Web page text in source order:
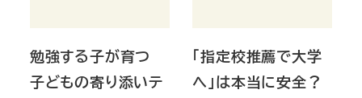
勉強する子が育つ
子どもの寄り添いテ
「指定校推薦で大学
へ」は本当に安全？